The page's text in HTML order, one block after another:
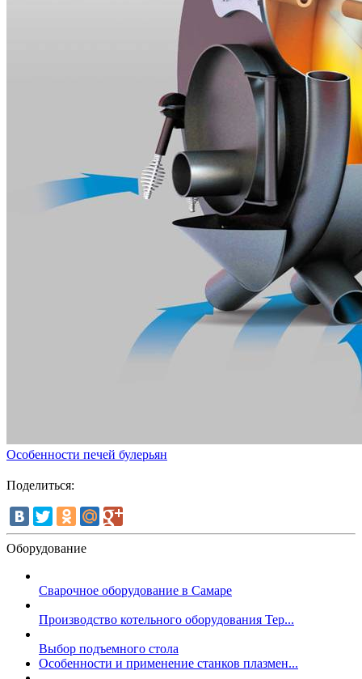
Особенности печей булерьян
Поделиться:
Оборудование
Сварочное оборудование в Самаре
Производство котельного оборудования Тер...
Выбор подъемного стола
Особенности и применение станков плазмен...